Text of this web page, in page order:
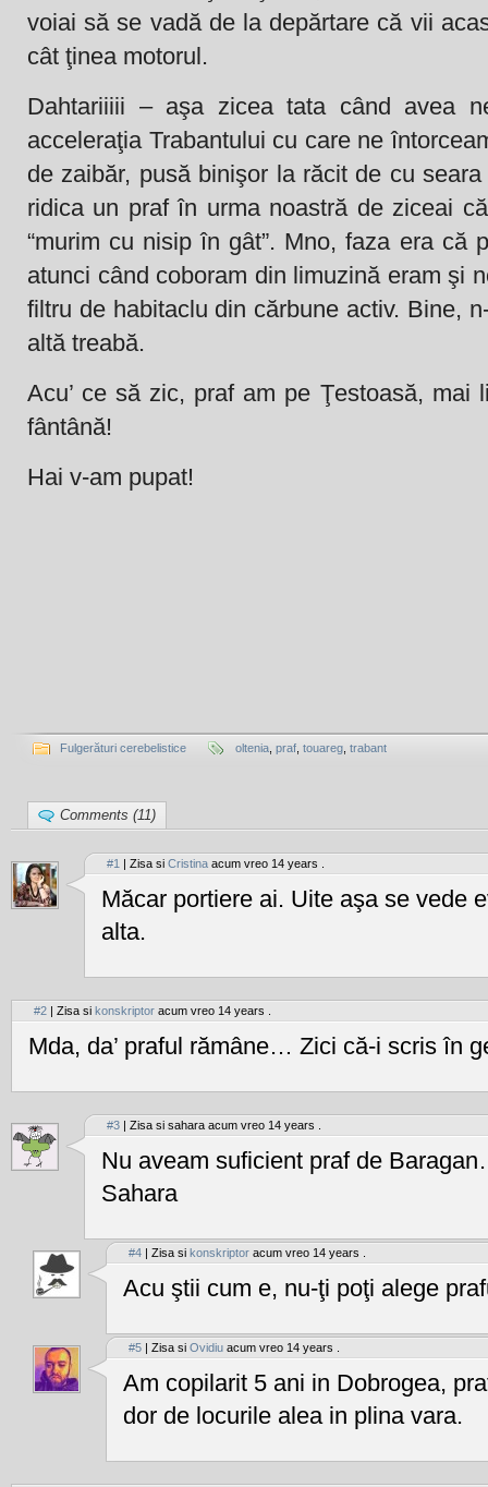
voiai să se vadă de la depărtare că vii
cât ţinea motorul.
Dahtariiiii – aşa zicea tata când avea
acceleraţia Trabantului cu care ne
de zaibăr, pusă binişor la răcit de cu
ridica un praf în urma noastră de ziceai
“murim cu nisip în gât”. Mno, faza era că
atunci când coboram din limuzină eram şi
filtru de habitaclu din cărbune activ. Bine,
altă treabă.
Acu’ ce să zic, praf am pe Ţestoasă, mai
fântână!
Hai v-am pupat!
Fulgerături cerebelistice oltenia praf touareg trabant
Comments (11)
#1 | Zisa si Cristina acum vreo 14 years .
Măcar portiere ai. Uite aşa se vede
alta.
#2 | Zisa si konskriptor acum vreo 14 years .
Mda, da’ praful rămâne… Zici că-i scris în
#3 | Zisa si sahara acum vreo 14 years .
Nu aveam suficient praf de
Sahara
#4 | Zisa si konskriptor acum vreo 14 years .
Acu ştii cum e, nu-ţi poţi alege
#5 | Zisa si Ovidiu acum vreo 14 years .
Am copilarit 5 ani in Dobrogea,
dor de locurile alea in plina vara.